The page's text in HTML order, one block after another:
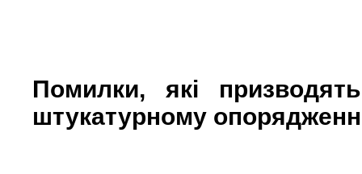
Помилки, які
штукатурному